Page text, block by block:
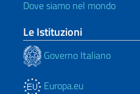
Dove siamo nel mondo
Le Istituzioni
Governo Italiano
Europa.eu